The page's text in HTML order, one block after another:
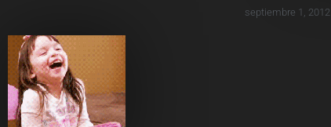
septiembre 1, 2012